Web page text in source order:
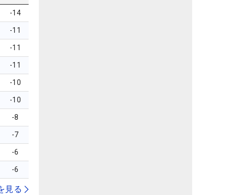
-14
-11
-11
-11
-10
-10
-8
-7
-6
-6
見る